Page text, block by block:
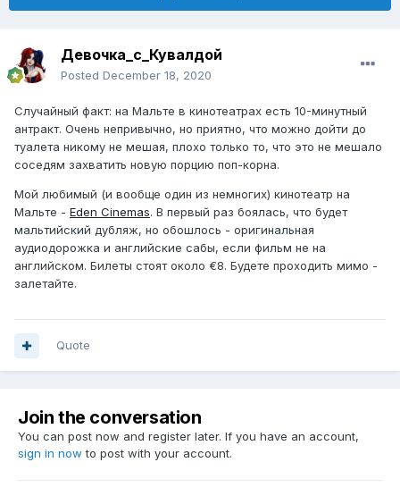
Девочка_с_Кувалдой
Posted December 18, 2020
Случайный факт: на Мальте в кинотеатрах есть 10-минутный
антракт. Очень непривычно, но приятно, что можно дойти до
туалета никому не мешая, плохо только то, что это не мешало
соседям захватить новую порцию поп-корна.
Мой любимый (и вообще один из немногих) кинотеатр на
Мальте - Eden Cinemas. В первый раз боялась, что будет
мальтийский дубляж, но обошлось - оригинальная
аудиодорожка и английские сабы, если фильм не на
английском. Билеты стоят около €8. Будете проходить мимо -
залетайте.
Quote
Join the conversation
You can post now and register later. If you have an account,
sign in now to post with your account.